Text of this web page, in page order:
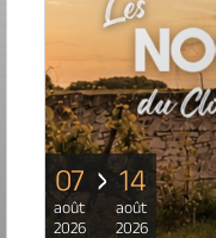
07
août
2026
14
août
2026